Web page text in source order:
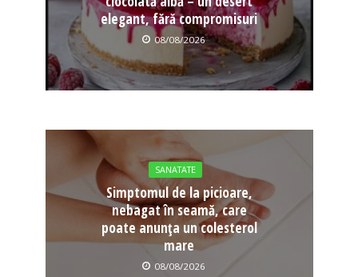
elegant, fără compromisuri
08/08/2026
SANATATE
Simptomul de la picioare,
nebagat în seamă, care
poate anunța un colesterol
mare
08/08/2026